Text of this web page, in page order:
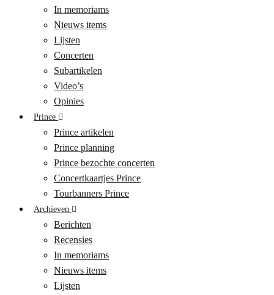
In memoriams
Nieuws items
Lijsten
Concerten
Subartikelen
Video’s
Opinies
Prince
Prince artikelen
Prince planning
Prince bezochte concerten
Concertkaartjes Prince
Tourbanners Prince
Archieven
Berichten
Recensies
In memoriams
Nieuws items
Lijsten